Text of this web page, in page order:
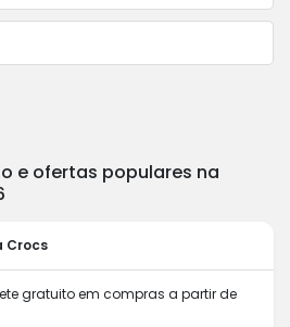
e ofertas populares na
Crocs
gratuito em compras a partir de